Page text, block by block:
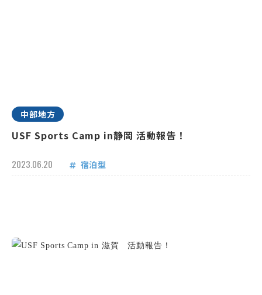
中部地方
USF Sports Camp in静岡 活動報告！
2023.06.20 宿泊型